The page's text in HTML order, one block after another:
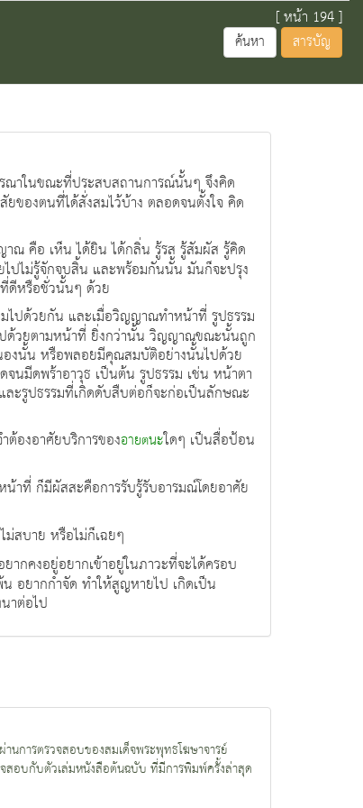
[ หน้า 194 ]
ค้นหา สารบัญ
รณาในขณะที่ประสบสถานการณ์นั้นๆ จึงคิด
ยของตนที่ได้สั่งสมไว้บ้าง ตลอดจนตั้งใจ คิด
าณ คือ เห็น ได้ยิน ได้กลิ่น รู้รส รู้สัมผัส รู้คิด
ไปไม่รู้จักจบสิ้น และพร้อมกันนั้น มันก็จะปรุง
ดีหรือชั่วนั้นๆ ด้วย
ไปด้วยกัน และเมื่อวิญญาณทำหน้าที่ รูปธรรม
ปด้วยตามหน้าที่ ยิ่งกว่านั้น วิญญาณขณะนั้นถูก
องนั้น หรือพลอยมีคุณสมบัติอย่างนั้นไปด้วย
นมีดพร้าอาวุธ เป็นต้น รูปธรรม เช่น หน้าตา
ะรูปธรรมที่เกิดดับสืบต่อก็จะก่อเป็นลักษณะ
องอาศัยบริการของอายตนะใดๆ เป็นสื่อป้อน
าที่ ก็มีผัสสะคือการรับรู้รับอารมณ์โดยอาศัย
สบาย หรือไม่ก็เฉยๆ
ยากคงอยู่อยากเข้าอยู่ในภาวะที่จะได้ครอบ
อยากกำจัด ทำให้สูญหายไป เกิดเป็น
าต่อไป
นการตรวจสอบของสมเด็จพระพุทธโฆษาจารย์
สอบกับตัวเล่มหนังสือต้นฉบับ ที่มีการพิมพ์ครั้งล่าสุด